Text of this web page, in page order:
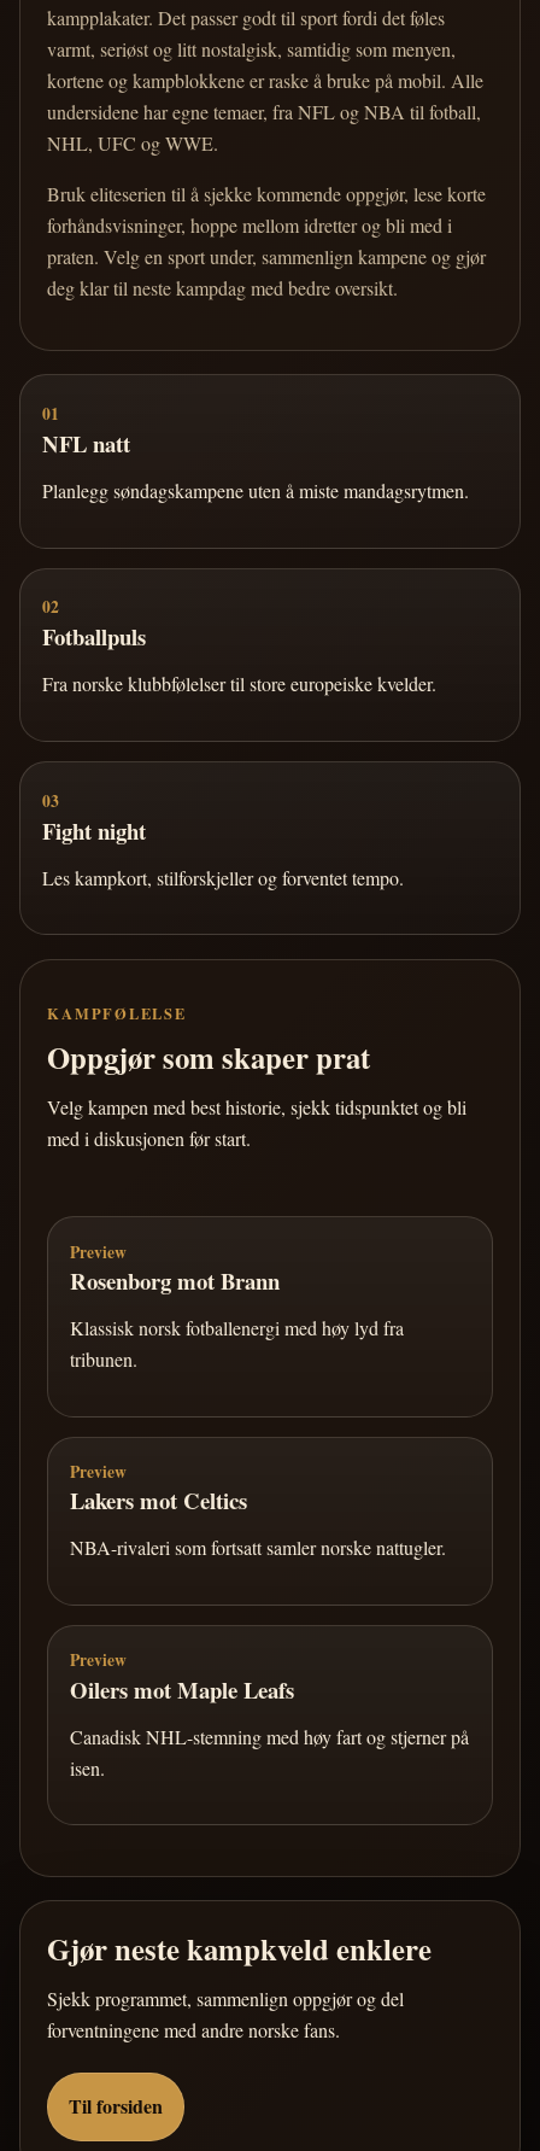
kampplakater. Det passer godt til sport fordi det føles
varmt, seriøst og litt nostalgisk, samtidig som menyen,
kortene og kampblokkene er raske å bruke på mobil. Alle
undersidene har egne temaer, fra NFL og NBA til fotball,
NHL, UFC og WWE.
Bruk eliteserien til å sjekke kommende oppgjør, lese korte
forhåndsvisninger, hoppe mellom idretter og bli med i
praten. Velg en sport under, sammenlign kampene og gjør
deg klar til neste kampdag med bedre oversikt.
01
NFL natt
Planlegg søndagskampene uten å miste mandagsrytmen.
02
Fotballpuls
Fra norske klubbfølelser til store europeiske kvelder.
03
Fight night
Les kampkort, stilforskjeller og forventet tempo.
KAMPFØLELSE
Oppgjør som skaper prat
Velg kampen med best historie, sjekk tidspunktet og bli
med i diskusjonen før start.
Preview
Rosenborg mot Brann
Klassisk norsk fotballenergi med høy lyd fra
tribunen.
Preview
Lakers mot Celtics
NBA-rivaleri som fortsatt samler norske nattugler.
Preview
Oilers mot Maple Leafs
Canadisk NHL-stemning med høy fart og stjerner på
isen.
Gjør neste kampkveld enklere
Sjekk programmet, sammenlign oppgjør og del
forventningene med andre norske fans.
Til forsiden